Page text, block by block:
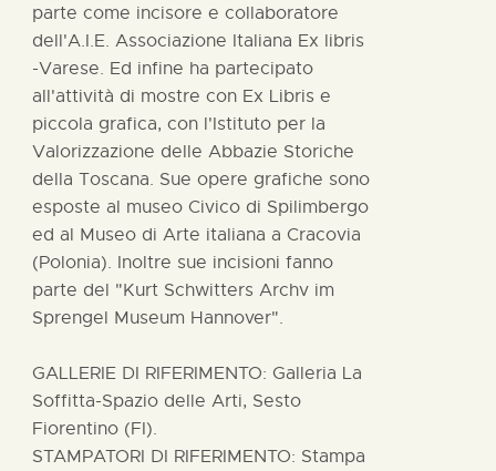
parte come incisore e collaboratore
dell'A.I.E. Associazione Italiana Ex libris
-Varese. Ed infine ha partecipato
all'attività di mostre con Ex Libris e
piccola grafica, con l'Istituto per la
Valorizzazione delle Abbazie Storiche
della Toscana. Sue opere grafiche sono
esposte al museo Civico di Spilimbergo
ed al Museo di Arte italiana a Cracovia
(Polonia). Inoltre sue incisioni fanno
parte del "Kurt Schwitters Archv im
Sprengel Museum Hannover".
GALLERIE DI RIFERIMENTO: Galleria La
Soffitta-Spazio delle Arti, Sesto
Fiorentino (FI).
STAMPATORI DI RIFERIMENTO: Stampa